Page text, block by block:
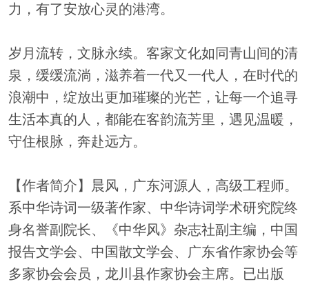
力，有了安放心灵的港湾。
岁月流转，文脉永续。客家文化如同青山间的清
泉，缓缓流淌，滋养着一代又一代人，在时代的
浪潮中，绽放出更加璀璨的光芒，让每一个追寻
生活本真的人，都能在客韵流芳里，遇见温暖，
守住根脉，奔赴远方。
【作者简介】晨风，广东河源人，高级工程师。
系中华诗词一级著作家、中华诗词学术研究院终
身名誉副院长、《中华风》杂志社副主编，中国
报告文学会、中国散文学会、广东省作家协会等
多家协会会员，龙川县作家协会主席。已出版